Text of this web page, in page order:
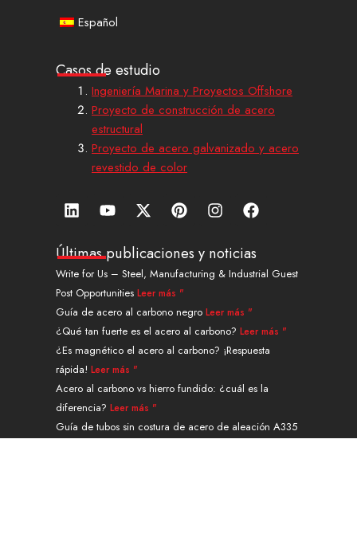
Español
Casos de estudio
Ingeniería Marina y Proyectos Offshore
Proyecto de construcción de acero
estructural
Proyecto de acero galvanizado y acero
revestido de color
L
i
k
e
d
i
n
Y
o
t
u
b
e
X
-
w
i
t
t
e
r
P
i
t
e
r
e
s
t
I
n
t
a
g
a
m
F
a
e
b
o
k
Últimas publicaciones y noticias
Write for Us – Steel, Manufacturing & Industrial Guest
Post Opportunities Leer más "
Guía de acero al carbono negro Leer más "
¿Qué tan fuerte es el acero al carbono? Leer más "
¿Es magnético el acero al carbono? ¡Respuesta
rápida! Leer más "
Acero al carbono vs hierro fundido: ¿cuál es la
diferencia? Leer más "
Guía de tubos sin costura de acero de aleación A335